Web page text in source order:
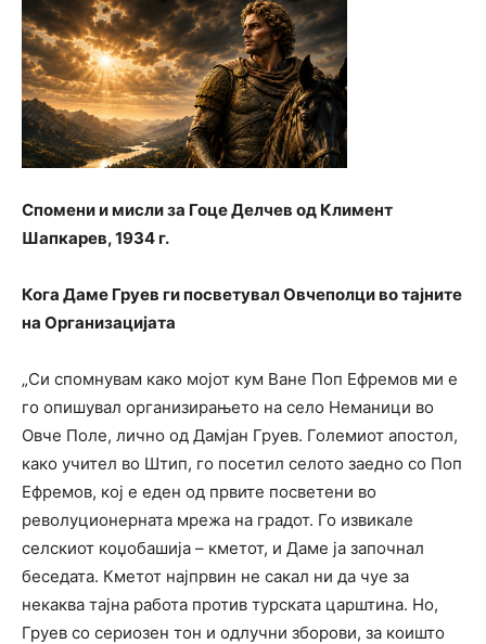
Спомени и мисли за Гоце Делчев од Климент
Шапкарев, 1934 г.
Кога Даме Груев ги посветувал Овчеполци во тајните
на Организацијата
„Си спомнувам како мојот кум Ване Поп Ефремов ми е
го опишувал организирањето на село Неманици во
Овче Поле, лично од Дамјан Груев. Големиот апостол,
како учител во Штип, го посетил селото заедно со Поп
Ефремов, кој е еден од првите посветени во
револуционерната мрежа на градот. Го извикале
селскиот коџобашија – кметот, и Даме ја започнал
беседата. Кметот најпрвин не сакал ни да чуе за
некаква тајна работа против турската царштина. Но,
Груев со сериозен тон и одлучни зборови, за коишто